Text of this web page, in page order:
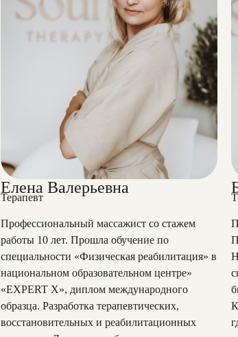
Елена Валерьевна
Терапевт
Профессиональный массажист со стажем
работы 10 лет. Прошла обучение по
специальности «Физическая реабилитация» в
национальном образовательном центре»
«EXPERT X», диплом международного
образца. Разработка терапевтических,
восстановительных и реабилитационных